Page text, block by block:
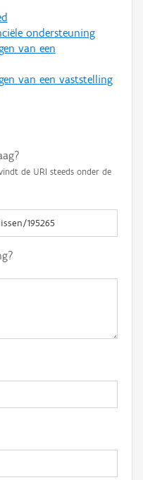
ondersteuning
van een
van een vaststelling
de URI steeds onder de